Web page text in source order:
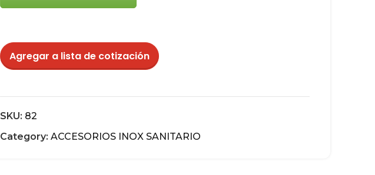
Agregar a lista de cotización
SKU: 82
Category: ACCESORIOS INOX SANITARIO